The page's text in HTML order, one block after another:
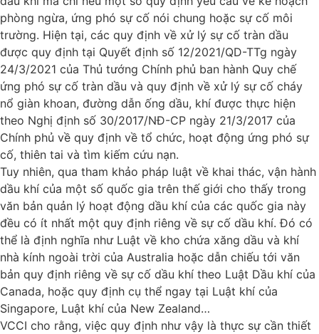
phòng ngừa, ứng phó sự cố nói chung hoặc sự cố môi
trường. Hiện tại, các quy định về xử lý sự cố tràn dầu
được quy định tại Quyết định số 12/2021/QD-TTg ngày
24/3/2021 của Thủ tướng Chính phủ ban hành Quy chế
ứng phó sự cố tràn dầu và quy định về xử lý sự cố cháy
nổ giàn khoan, đường dẫn ống dầu, khí được thực hiện
theo Nghị định số 30/2017/NĐ-CP ngày 21/3/2017 của
Chính phủ về quy định về tổ chức, hoạt động ứng phó sự
cố, thiên tai và tìm kiếm cứu nạn.
Tuy nhiên, qua tham khảo pháp luật về khai thác, vận hành
dầu khí của một số quốc gia trên thế giới cho thấy trong
văn bản quản lý hoạt động dầu khí của các quốc gia này
đều có ít nhất một quy định riêng về sự cố dầu khí. Đó có
thể là định nghĩa như Luật về kho chứa xăng dầu và khí
nhà kính ngoài trời của Australia hoặc dẫn chiếu tới văn
bản quy định riêng về sự cố dầu khí theo Luật Dầu khí của
Canada, hoặc quy định cụ thể ngay tại Luật khí của
Singapore, Luật khí của New Zealand…
VCCI cho rằng, việc quy định như vậy là thực sự cần thiết